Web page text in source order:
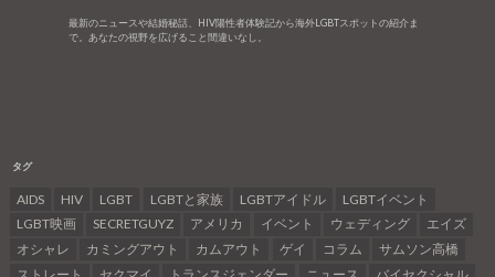
最新のニュースや結婚秘話、HIV陽性者体験記から海外LGBTスポットの紹介ま
で。あなたの視野を広げること間違いなし。
タグ
AIDS HIV LGBT LGBTと家族 LGBTアイドル
LGBTイベント
LGBT映画
SECRETGUYZ アメリカ イベント ウェディング
エイズ
オシャレ
カミングアウト カムアウト ゲイ コラム
サムソン高橋